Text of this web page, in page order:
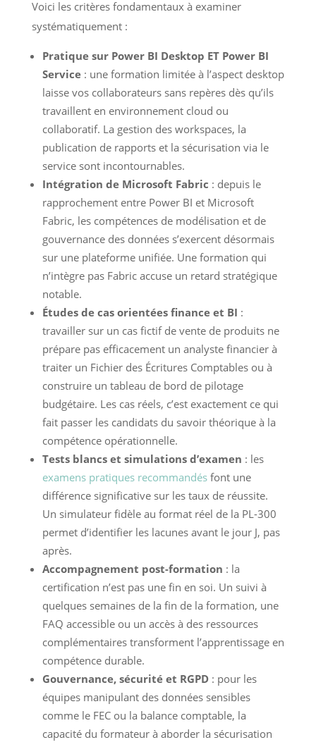
Voici les critères fondamentaux à examiner
systématiquement :
Pratique sur Power BI Desktop ET Power BI
Service: une formation limitée à l’aspect desktop
laisse vos collaborateurs sans repères dès qu’ils
travaillent en environnement cloud ou
collaboratif. La gestion des workspaces, la
publication de rapports et la sécurisation via le
service sont incontournables.
Intégration de Microsoft Fabric : depuis le
rapprochement entre Power BI et Microsoft
Fabric, les compétences de modélisation et de
gouvernance des données s’exercent désormais
sur une plateforme unifiée. Une formation qui
n’intègre pas Fabric accuse un retard stratégique
notable.
Études de cas orientées finance et BI :
travailler sur un cas fictif de vente de produits ne
prépare pas efficacement un analyste financier à
traiter un Fichier des Écritures Comptables ou à
construire un tableau de bord de pilotage
budgétaire. Les cas réels, c’est exactement ce qui
fait passer les candidats du savoir théorique à la
compétence opérationnelle.
Tests blancs et simulations d’examen : les
examens pratiques recommandésfont une
différence significative sur les taux de réussite.
Un simulateur fidèle au format réel de la PL-300
permet d’identifier les lacunes avant le jour J, pas
après.
Accompagnement post-formation : la
certification n’est pas une fin en soi. Un suivi à
quelques semaines de la fin de la formation, une
FAQ accessible ou un accès à des ressources
complémentaires transforment l’apprentissage en
compétence durable.
Gouvernance, sécurité et RGPD: pour les
équipes manipulant des données sensibles
comme le FEC ou la balance comptable, la
capacité du formateur à aborder la sécurisation